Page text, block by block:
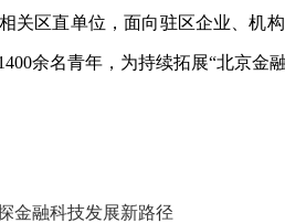
关区直单位，面向驻区企业、机
余名青年，为持续拓展“北京金
金融科技发展新路径‌